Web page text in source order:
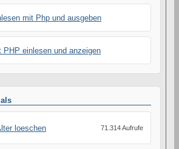
mit Php und ausgeben
PHP einlesen und anzeigen
loeschen 71.314 Aufrufe